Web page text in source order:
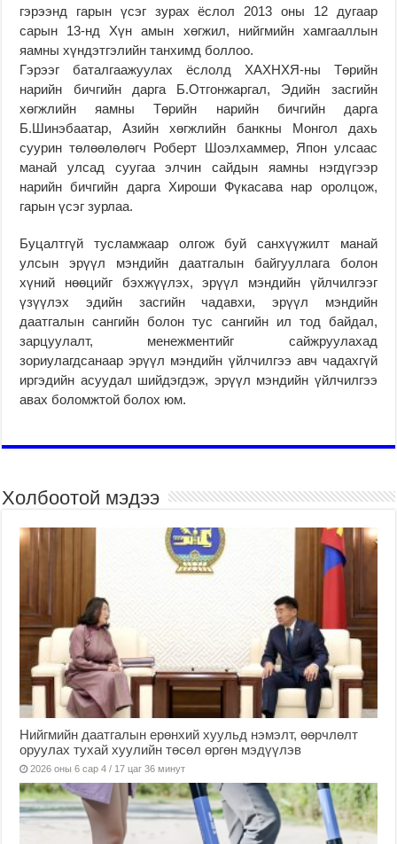
гэрээнд гарын үсэг зурах ёслол 2013 оны 12 дугаар
сарын 13-нд Хүн амын хөгжил, нийгмийн хамгааллын
яамны хүндэтгэлийн танхимд боллоо.
Гэрээг баталгаажуулах ёслолд ХАХНХЯ-ны Төрийн
нарийн бичгийн дарга Б.Отгонжаргал, Эдийн засгийн
хөгжлийн яамны Төрийн нарийн бичгийн дарга
Б.Шинэбаатар, Азийн хөгжлийн банкны Монгол дахь
суурин төлөөлөлөгч Роберт Шоэлхаммер, Япон улсаас
манай улсад суугаа элчин сайдын яамны нэгдүгээр
нарийн бичгийн дарга Хироши Фүкасава нар оролцож,
гарын үсэг зурлаа.
Буцалтгүй тусламжаар олгож буй санхүүжилт манай
улсын эрүүл мэндийн даатгалын байгууллага болон
хүний нөөцийг бэхжүүлэх, эрүүл мэндийн үйлчилгээг
үзүүлэх эдийн засгийн чадавхи, эрүүл мэндийн
даатгалын сангийн болон тус сангийн ил тод байдал,
зарцуулалт, менежментийг сайжруулахад
зориулагдсанаар эрүүл мэндийн үйлчилгээ авч чадахгүй
иргэдийн асуудал шийдэгдэж, эрүүл мэндийн үйлчилгээ
авах боломжтой болох юм.
Холбоотой мэдээ
Нийгмийн даатгалын ерөнхий хуульд нэмэлт, өөрчлөлт
оруулах тухай хуулийн төсөл өргөн мэдүүлэв
2026 оны 6 сар 4 / 17 цаг 36 минут